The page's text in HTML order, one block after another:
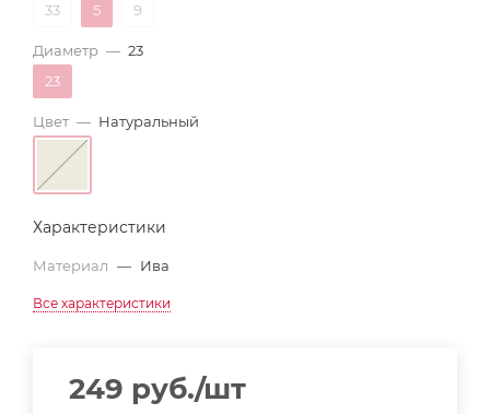
33
5 9
Диаметр — 23
23
Цвет — Натуральный
Характеристики
Материал — Ива
Все характеристики
249 руб./шт